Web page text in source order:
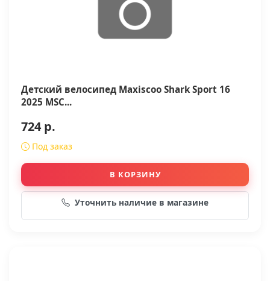
Детский велосипед Maxiscoo Shark Sport 16
2025 MSC...
724 р.
Под заказ
В КОРЗИНУ
Уточнить наличие в магазине